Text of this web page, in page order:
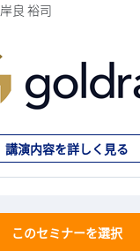
岸良 裕司
講演内容を詳しく見る
このセミナーを選択